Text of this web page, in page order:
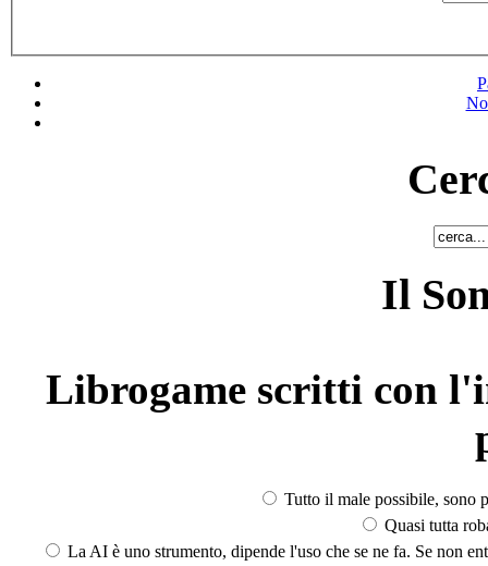
Il
Librogame scritti con
Tutto il male possibile, sono
Quasi tutta
La AI è uno strumento, dipende l'uso che se ne fa. Se non